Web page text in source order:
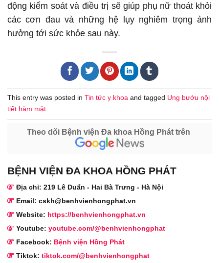
động kiểm soát và điều trị sẽ giúp phụ nữ thoát khỏi
các cơn đau và những hệ lụy nghiêm trọng ảnh
hưởng tới sức khỏe sau này.
This entry was posted in Tin tức y khoa and tagged Ung bướu nội
tiết hàm mặt.
Theo dõi Bệnh viện Đa khoa Hồng Phát trên
BỆNH VIỆN ĐA KHOA HỒNG PHÁT
Địa chỉ: 219 Lê Duẩn - Hai Bà Trưng - Hà Nội
Email: cskh@benhvienhongphat.vn
Website: https://benhvienhongphat.vn
Youtube: youtube.com/@benhvienhongphat
Facebook: Bệnh viện Hồng Phát
Tiktok: tiktok.com/@benhvienhongphat